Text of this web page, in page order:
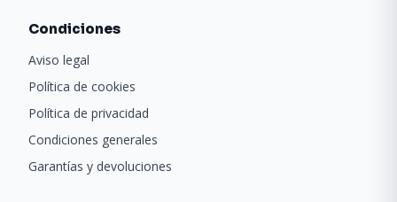
Condiciones
Aviso legal
Política de cookies
Política de privacidad
Condiciones generales
Garantías y devoluciones